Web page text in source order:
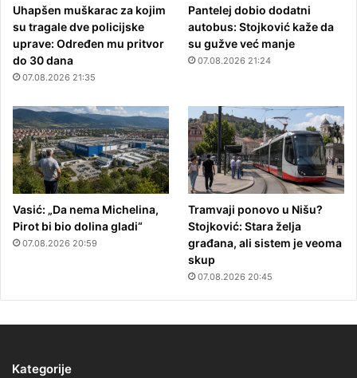
Uhapšen muškarac za kojim
su tragale dve policijske
uprave: Određen mu pritvor
do 30 dana
07.08.2026 21:35
Pantelej dobio dodatni
autobus: Stojković kaže da
su gužve već manje
07.08.2026 21:24
Vasić: „Da nema Michelina,
Pirot bi bio dolina gladi“
07.08.2026 20:59
Tramvaji ponovo u Nišu?
Stojković: Stara želja
građana, ali sistem je veoma
skup
07.08.2026 20:45
Kategorije